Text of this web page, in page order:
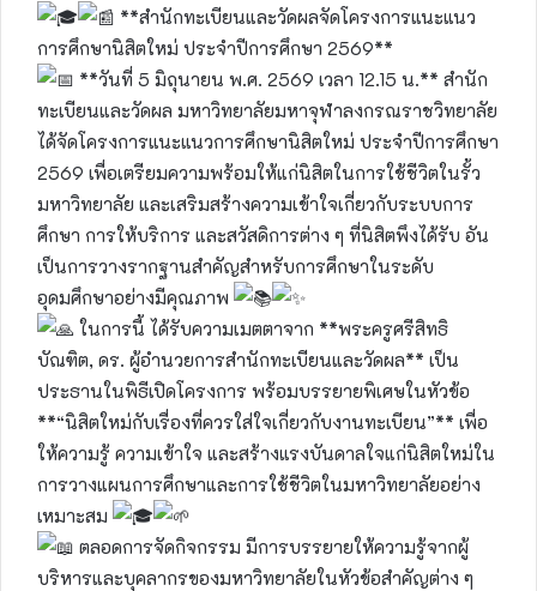
**สำนักทะเบียนและวัดผลจัดโครงการแนะแนว
การศึกษานิสิตใหม่ ประจำปีการศึกษา 2569**
**วันที่ 5 มิถุนายน พ.ศ. 2569 เวลา 12.15 น.** สำนัก
ทะเบียนและวัดผล มหาวิทยาลัยมหาจุฬาลงกรณราชวิทยาลัย
ได้จัดโครงการแนะแนวการศึกษานิสิตใหม่ ประจำปีการศึกษา
2569 เพื่อเตรียมความพร้อมให้แก่นิสิตในการใช้ชีวิตในรั้ว
มหาวิทยาลัย และเสริมสร้างความเข้าใจเกี่ยวกับระบบการ
ศึกษา การให้บริการ และสวัสดิการต่าง ๆ ที่นิสิตพึงได้รับ อัน
เป็นการวางรากฐานสำคัญสำหรับการศึกษาในระดับ
อุดมศึกษาอย่างมีคุณภาพ
ในการนี้ ได้รับความเมตตาจาก **พระครูศรีสิทธิ
บัณฑิต, ดร. ผู้อำนวยการสำนักทะเบียนและวัดผล** เป็น
ประธานในพิธีเปิดโครงการ พร้อมบรรยายพิเศษในหัวข้อ
**“นิสิตใหม่กับเรื่องที่ควรใส่ใจเกี่ยวกับงานทะเบียน”** เพื่อ
ให้ความรู้ ความเข้าใจ และสร้างแรงบันดาลใจแก่นิสิตใหม่ใน
การวางแผนการศึกษาและการใช้ชีวิตในมหาวิทยาลัยอย่าง
เหมาะสม
ตลอดการจัดกิจกรรม มีการบรรยายให้ความรู้จากผู้
บริหารและบุคลากรของมหาวิทยาลัยในหัวข้อสำคัญต่าง ๆ